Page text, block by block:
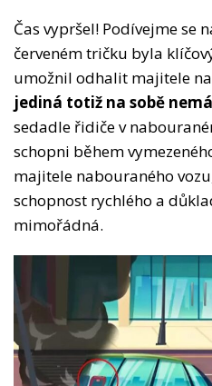
Čas vypršel! Podívejme se
červeném tričku byla
umožnil odhalit majitele
jediná totiž na sobě
sedadle řidiče v
schopni během
majitele nabouraného
schopnost rychlého a
mimořádná.